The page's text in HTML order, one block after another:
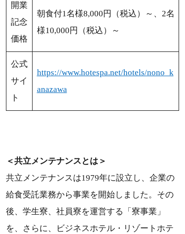
開業
記念
価格
朝食付1名様8,000円（税込）～、2名
様10,000円（税込）～
公式
サイ
ト
https://www.hotespa.net/hotels/nono_k
anazawa
＜共立メンテナンスとは＞
共立メンテナンスは1979年に設立し、企業の
給食受託業務から事業を開始しました。その
後、学生寮、社員寮を運営する「寮事業」
を、さらに、ビジネスホテル・リゾートホテ